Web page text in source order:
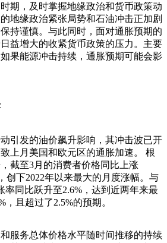
期，及时掌握地缘政治和货币政策动
地缘政治紧张局势和石油冲击正加剧
持谨慎。与此同时，面对通胀预期的
益增大的收紧货币政策的压力。主要
果能源冲击持续，通胀预期可能会影
引发的油价飙升影响，其冲击波已开
上月美国和欧元区的通胀加速。 根
截至3月的消费者价格同比上涨
创下2022年以来最大的月度涨幅。与
率同比跃升至2.6%，达到近两年来最
且超过了2.5%的预期。
服务总体价格水平随时间推移的持续